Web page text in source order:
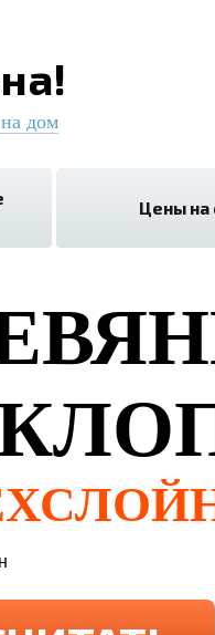
дом
Цены на